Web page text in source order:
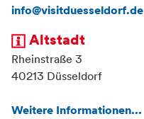
info@visitduesseldorf.de
Altstadt
Rheinstraße 3
40213 Düsseldorf
Weitere Informationen...